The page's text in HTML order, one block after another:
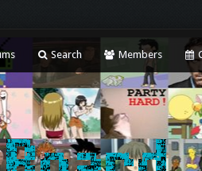
Search Members